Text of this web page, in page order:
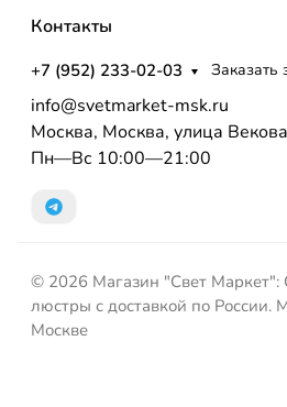
Контакты
+7 (952) 233-02-03 Заказать
info@svetmarket-msk.ru
Москва, Москва, улица
Пн—Вс 10:00—21:00
© 2026 Магазин "Свет Маркет":
люстры с доставкой по России.
Москве